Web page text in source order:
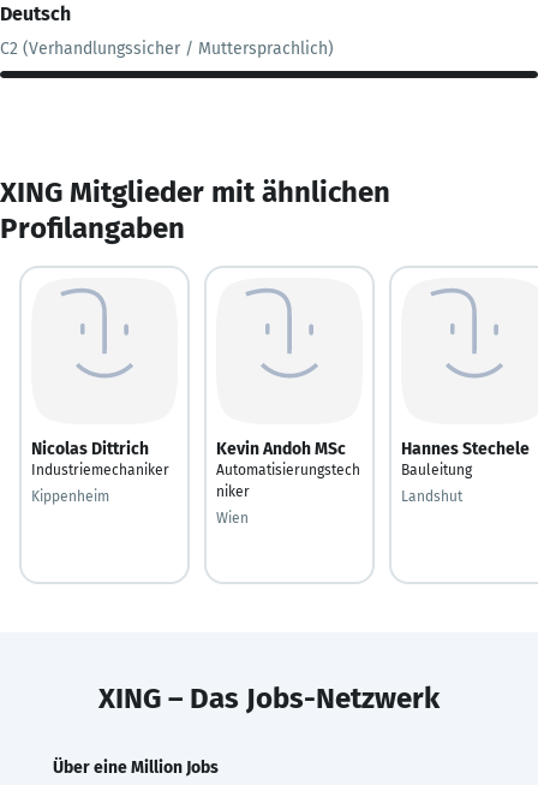
Deutsch
C2 (Verhandlungssicher / Muttersprachlich)
XING Mitglieder mit ähnlichen
Profilangaben
Nicolas Dittrich
Industriemechaniker
Kippenheim
Kevin Andoh MSc
Automatisierungstech
niker
Wien
Hannes Stechele
Bauleitung
Landshut
XING – Das Jobs-Netzwerk
Über eine Million Jobs